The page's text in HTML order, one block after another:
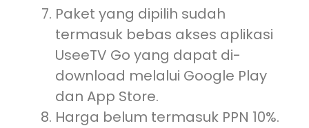
Paket yang dipilih sudah
termasuk bebas akses aplikasi
UseeTV Go yang dapat di-
download melalui Google Play
dan App Store.
Harga belum termasuk PPN 10%.